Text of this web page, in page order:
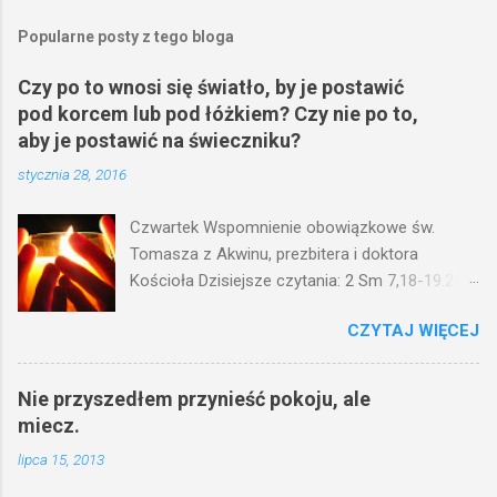
Popularne posty z tego bloga
Czy po to wnosi się światło, by je postawić
pod korcem lub pod łóżkiem? Czy nie po to,
aby je postawić na świeczniku?
stycznia 28, 2016
Czwartek Wspomnienie obowiązkowe św.
Tomasza z Akwinu, prezbitera i doktora
Kościoła Dzisiejsze czytania: 2 Sm 7,18-19.24-
(Mk 4,21-25) Jezus mówił ludowi: Czy po to
wnosi się światło, by je postawić pod korcem
lub pod łóżkiem? Czy nie po to, aby je postawić
na świeczniku? Nie ma bowiem nic ukrytego, co
CZYTAJ WIĘCEJ
Nie przyszedłem przynieść pokoju, ale
miecz.
lipca 15, 2013